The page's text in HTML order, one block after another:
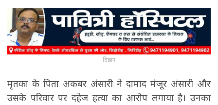
विज्ञापन
मृतका के पिता अकबर अंसारी ने दामाद मंजूर अंसारी और
उसके परिवार पर दहेज हत्या का आरोप लगाया है। उनका